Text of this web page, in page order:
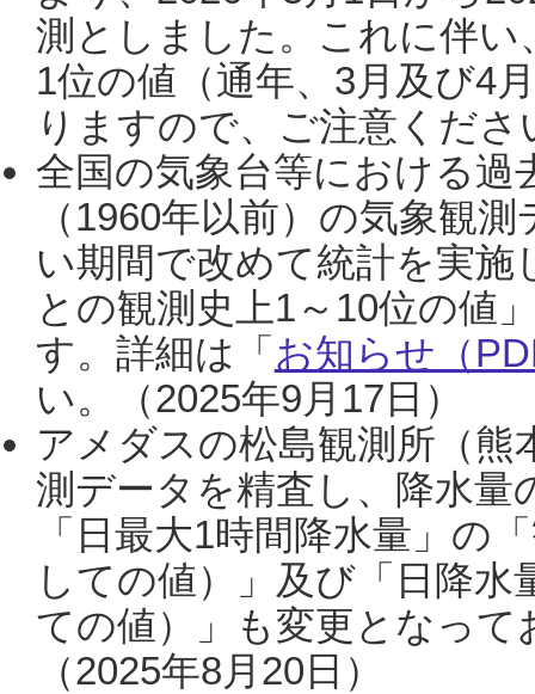
測としました。これに伴い
1位の値（通年、3月及び4
りますので、ご注意くだ
全国の気象台等における過
（1960年以前）の気象観
い期間で改めて統計を実
との観測史上1～10位の値
す。詳細は「 お知らせ（
い。（2025年9月17日）
アメダスの松島観測所（熊
測データを精査し、降水
「日最大1時間降水量」の
しての値）」及び「日降
ての値）」も変更となっ
（2025年8月20日）